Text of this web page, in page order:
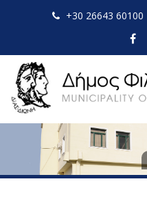
+30 26643 60100